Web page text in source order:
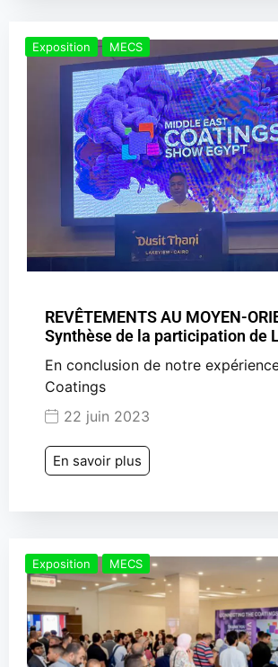
Exposition MECS
REVÊTEMENTS AU MOYEN-
Synthèse de la participation de
En conclusion de notre
Coatings
22 juin 2023
En savoir plus
Exposition MECS